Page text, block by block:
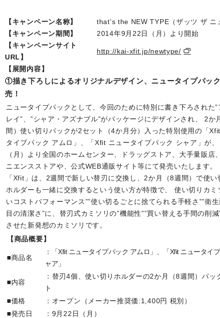
【キャンペーン名称】
that’s the NEW TYPE（ザッツ ザ ニ
【キャンペーン期間】
2014年9月22日（月）より開始
【キャンペーンサイト
URL】
http://kai-xfit.jp/newtype/
【展開内容】
①描き下ろしによるオリジナルデザイン、ニュータイプパッ
売！
ニュータイプパックとして、今回のために特別に書き下ろされた
レイ”、”シャア・アズナブル”がパッケージにデザインされ、 2か
間）使い切りパックが2セット（4か月分）入った特別使用の「
タイプパック アムロ」、「Xfit ニュータイプパック シャア」が
（月）より全国のホームセンター、ドラッグストア、大手量販店
ニエンスストアや、公式WEB通販サイト等にて発売いたします。
「Xfit」は、2週間で新しい替刃に交換し、2か月（8週間）で使い
ホルダーも一緒に交換するという使い方が特徴で、 使い切りカミ
いコストパフォーマンス””使い切るごとに捨てられる手軽さ””衛
目の清潔さ”に、替刃式カミソリの”機能性””買い替える手間の削
させた新発想のカミソリです。
【商品概要】
■商品名
：「Xfit ニュータイプパック アムロ」、「Xfit ニュータイ
ャア」
■内容
：替刃4個、使い切りホルダーの2か月（8週間）パッ
ト
■価格
：オープン（メーカー推奨価:1,400円 税別）
■発売日
：9月22日（月）